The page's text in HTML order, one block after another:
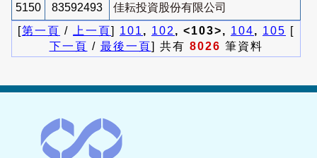
5150 83592493
佳耘投資股份有限公司
[第一頁 / 上一頁] 101 , 102 , <103>, 104, 105 [
下一頁 / 最後一頁] 共有 8026 筆資料